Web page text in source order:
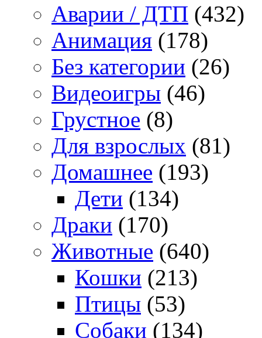
Аварии / ДТП (432)
Анимация (178)
Без категории (26)
Видеоигры (46)
Грустное (8)
Для взрослых (81)
Домашнее (193)
Дети (134)
Драки (170)
Животные (640)
Кошки (213)
Птицы (53)
Собаки (134)